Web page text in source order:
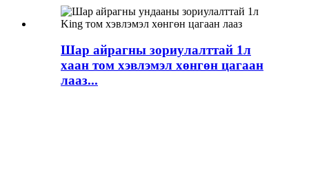
Шар айрагны зориулалттай 1л
хаан том хэвлэмэл хөнгөн цагаан
лааз...